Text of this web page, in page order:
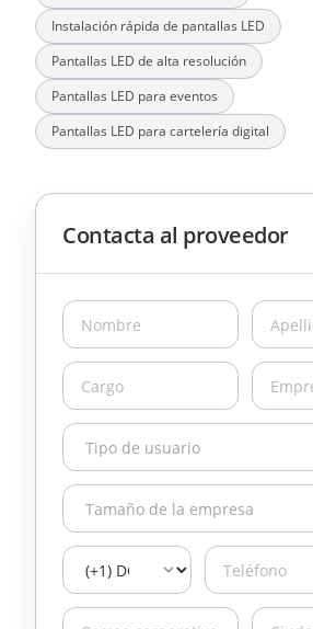
Instalación rápida de pantallas LED
Pantallas LED de alta resolución
Pantallas LED para eventos
Pantallas LED para cartelería digital
Contacta al proveedor